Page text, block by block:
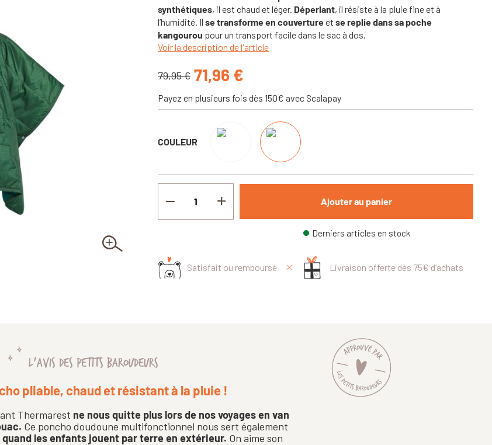
synthétiques, il est chaud et léger. Déperlant, il résiste à la pluie fine et à
l’humidité. Il se transforme en couvertureet se replie dans sa poche
kangourou pour un transport facile dans le sac à dos.
Voir la description de l'article
79,95 € 71,96 €
Payez en plusieurs fois dès 150€ avec Scalapay
COULEUR
Ajouter au panier
Derniers articles en stock
Satisfait ou remboursé Livraison offerte dès 75€ d’achats
L'AVIS DES PETITS BAROUDEURS
pliable, chaud et résistant à la pluie !
Thermarest ne nous quitte plus lors de nos voyages en van
Ce poncho doudoune multifonctionnel nous sert également
les enfants jouent par terre en extérieur. On aime son